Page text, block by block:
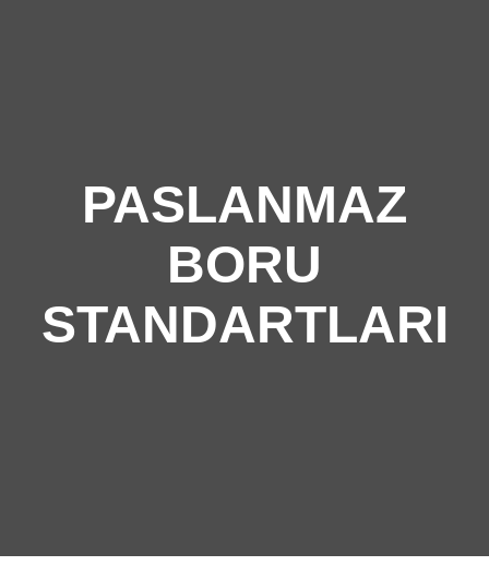
PASLANMAZ
BORU
STANDARTLARI